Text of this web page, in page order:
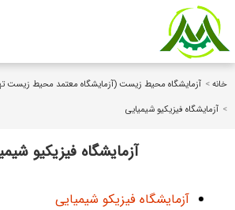
خانه> آزمایشگاه محیط زیست (آزمایشگاه معتمد محیط زیست
> آزمایشگاه فیزیکیو شیمیایی
آزمایشگاه فیزیکیو
آزمایشگاه فیزیکو شیمیایی